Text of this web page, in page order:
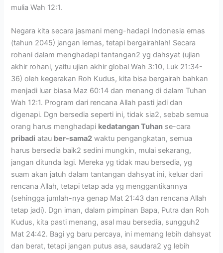
mulia Wah 12:1.
Negara kita secara jasmani meng-hadapi Indonesia emas
(tahun 2045) jangan lemas, tetapi bergairahlah! Secara
rohani dalam menghadapi tantangan2 yg dahsyat (ujian
akhir rohani, yaitu ujian akhir global Wah 3:10, Luk 21:34-
36) oleh kegerakan Roh Kudus, kita bisa bergairah bahkan
menjadi luar biasa Maz 60:14 dan menang di dalam Tuhan
Wah 12:1. Program dari rencana Allah pasti jadi dan
digenapi. Dgn bersedia seperti ini, tidak sia2, sebab semua
orang harus menghadapi kedatangan Tuhan se-cara
pribadi atau ber-sama2 waktu pengangkatan, semua
harus bersedia baik2 sedini mungkin, mulai sekarang,
jangan ditunda lagi. Mereka yg tidak mau bersedia, yg
suam akan jatuh dalam tantangan dahsyat ini, keluar dari
rencana Allah, tetapi tetap ada yg menggantikannya
(sehingga jumlah-nya genap Mat 21:43 dan rencana Allah
tetap jadi). Dgn iman, dalam pimpinan Bapa, Putra dan Roh
Kudus, kita pasti menang, asal mau bersedia, sungguh2
Mat 24:42. Bagi yg baru percaya, ini memang lebih dahsyat
dan berat, tetapi jangan putus asa, saudara2 yg lebih